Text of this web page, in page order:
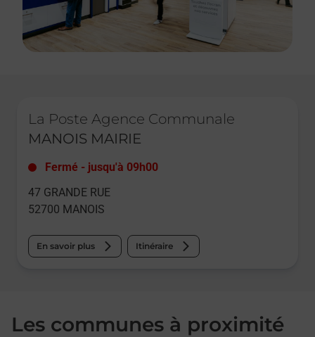
La Poste Agence Communale
MANOIS MAIRIE
Fermé - jusqu'à 09h00
47 GRANDE RUE
52700 MANOIS
En savoir plus Itinéraire
Les communes à proximité